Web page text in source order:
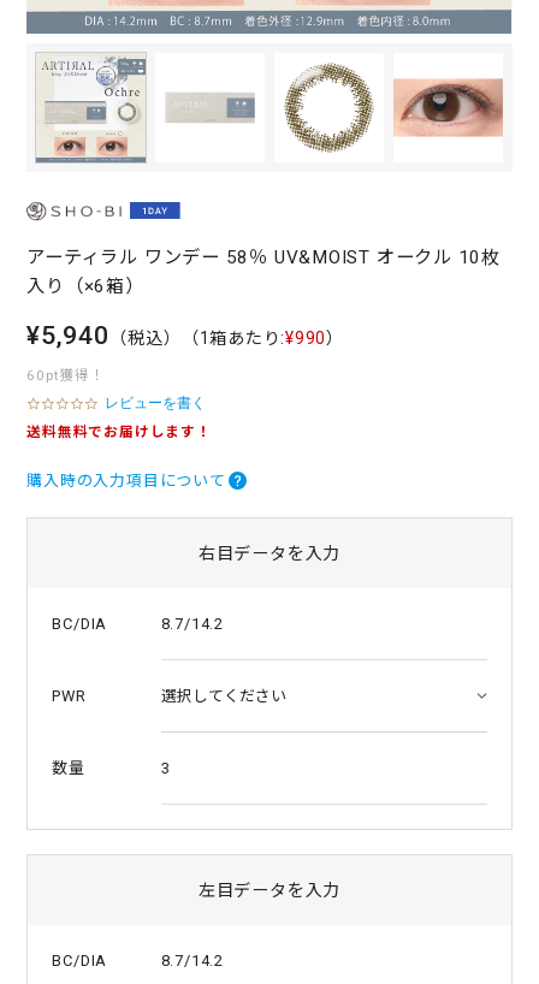
アーティラル ワンデー 58％ UV&MOIST オークル 10枚
入り（×6箱）
¥5,940 （税込） （1箱あたり:¥990）
60pt獲得！
0
.
t
n
レビューを書く
送料無料でお届けします！
購入時の入力項目について
右目データを入力
BC/DIA 8.7/14.2
PWR
数量 3
左目データを入力
BC/DIA 8.7/14.2